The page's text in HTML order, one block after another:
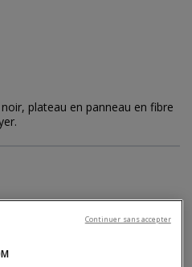
plateau en panneau en fibre
France métropolitaine, hors Corse (tarifs en
Continuer sans accepter